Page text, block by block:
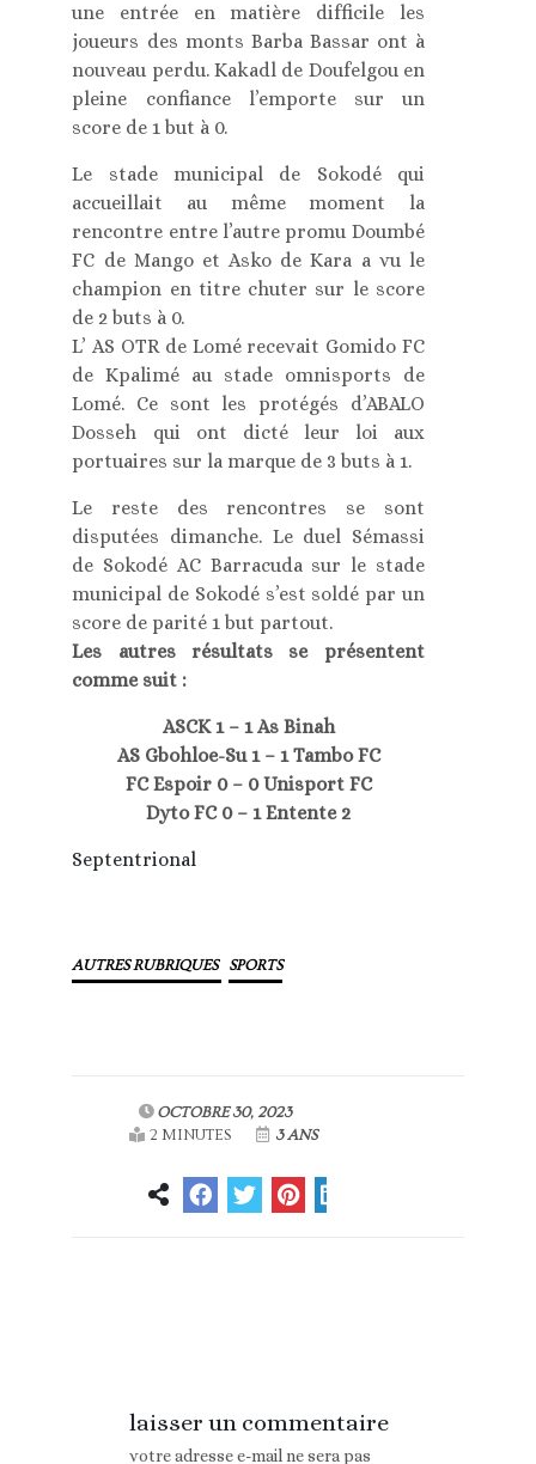
une entrée en matière difficile les
joueurs des monts Barba Bassar ont à
nouveau perdu. Kakadl de Doufelgou en
pleine confiance l’emporte sur un
score de 1 but à 0.
Le stade municipal de Sokodé qui
accueillait au même moment la
rencontre entre l’autre promu Doumbé
FC de Mango et Asko de Kara a vu le
champion en titre chuter sur le score
de 2 buts à 0.
L’ AS OTR de Lomé recevait Gomido FC
de Kpalimé au stade omnisports de
Lomé. Ce sont les protégés d’ABALO
Dosseh qui ont dicté leur loi aux
portuaires sur la marque de 3 buts à 1.
Le reste des rencontres se sont
disputées dimanche. Le duel Sémassi
de Sokodé AC Barracuda sur le stade
municipal de Sokodé s’est soldé par un
score de parité 1 but partout.
Les autres résultats se présentent
comme suit :
ASCK 1 – 1 As Binah
AS Gbohloe-Su 1 – 1 Tambo FC
FC Espoir 0 – 0 Unisport FC
Dyto FC 0 – 1 Entente 2
Septentrional
AUTRES RUBRIQUES SPORTS
OCTOBRE 30, 2023
2 MINUTES
3 ANS
laisser un commentaire
votre adresse e-mail ne sera pas